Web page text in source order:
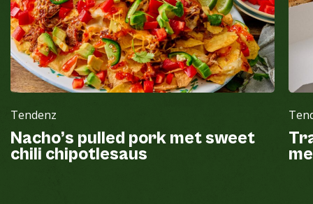
Tendenz
Nacho’s pulled pork met sweet
chili chipotlesaus